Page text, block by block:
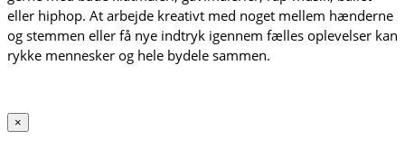
eller hiphop. At arbejde kreativt med noget mellem hænderne
og stemmen eller få nye indtryk igennem fælles oplevelser kan
rykke mennesker og hele bydele sammen.
×